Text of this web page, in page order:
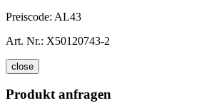
Preiscode: AL43
Art. Nr.: X50120743-2
close
Produkt anfragen